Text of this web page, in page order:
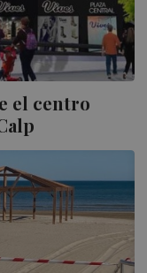
el centro